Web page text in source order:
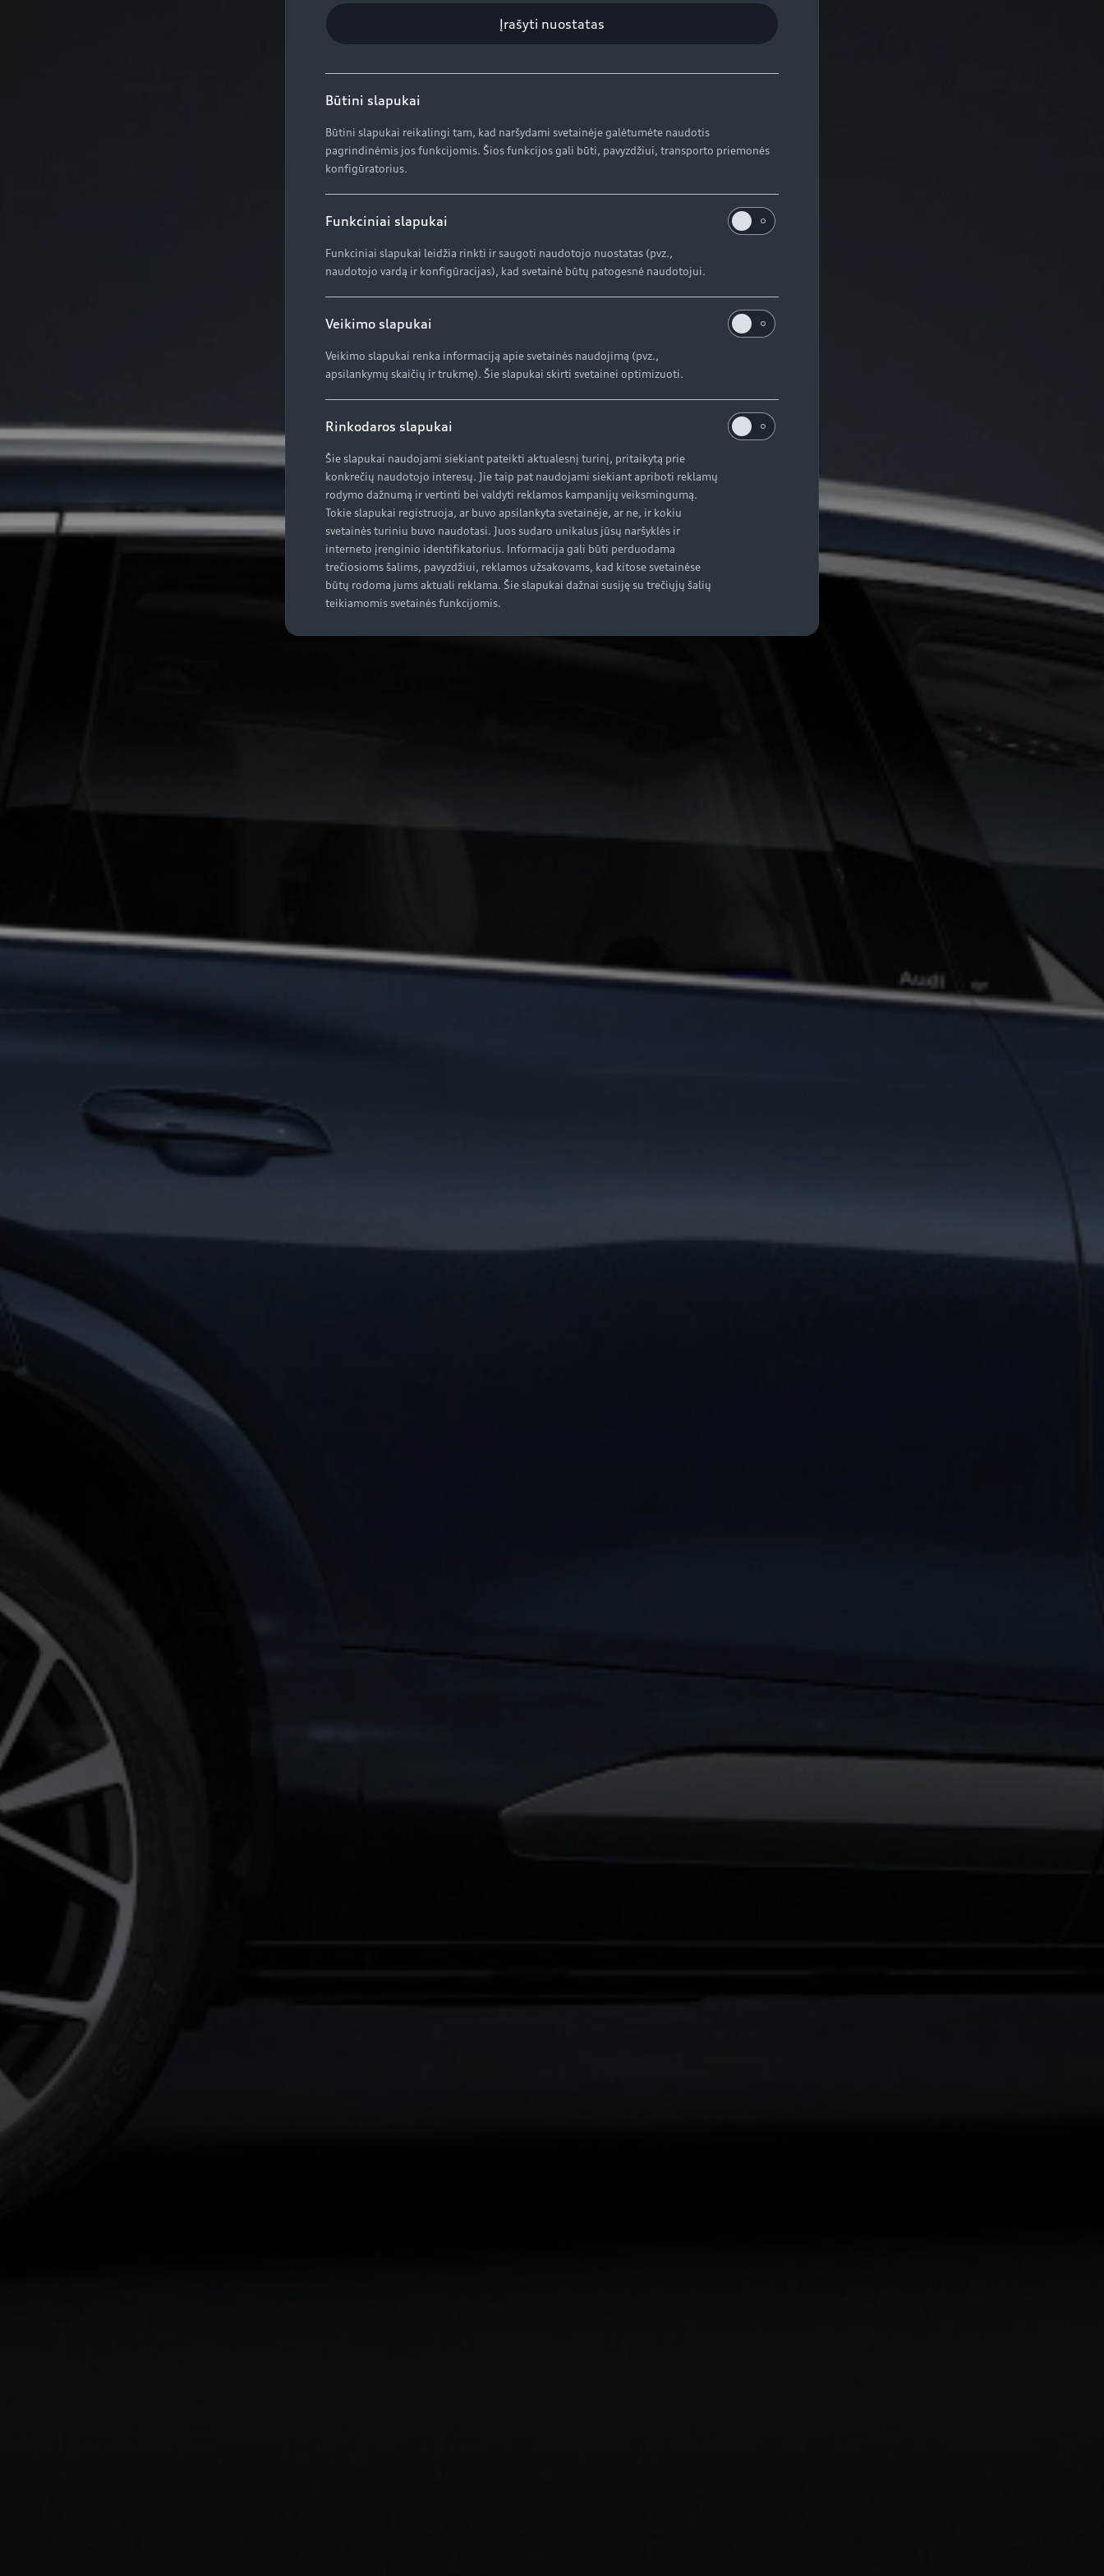
Įrašyti nuostatas
Būtini slapukai
Būtini slapukai reikalingi tam, kad naršydami svetainėje galėtumėte naudotis
pagrindinėmis jos funkcijomis. Šios funkcijos gali būti, pavyzdžiui, transporto priemonės
konfigūratorius.
Funkciniai slapukai
Funkciniai slapukai leidžia rinkti ir saugoti naudotojo nuostatas (pvz.,
naudotojo vardą ir konfigūracijas), kad svetainė būtų patogesnė naudotojui.
Veikimo slapukai
Veikimo slapukai renka informaciją apie svetainės naudojimą (pvz.,
apsilankymų skaičių ir trukmę). Šie slapukai skirti svetainei optimizuoti.
Rinkodaros slapukai
Šie slapukai naudojami siekiant pateikti aktualesnį turinį, pritaikytą prie
konkrečių naudotojo interesų. Jie taip pat naudojami siekiant apriboti reklamų
rodymo dažnumą ir vertinti bei valdyti reklamos kampanijų veiksmingumą.
Tokie slapukai registruoja, ar buvo apsilankyta svetainėje, ar ne, ir kokiu
svetainės turiniu buvo naudotasi. Juos sudaro unikalus jūsų naršyklės ir
interneto įrenginio identifikatorius. Informacija gali būti perduodama
trečiosioms šalims, pavyzdžiui, reklamos užsakovams, kad kitose svetainėse
būtų rodoma jums aktuali reklama. Šie slapukai dažnai susiję su trečiųjų šalių
teikiamomis svetainės funkcijomis.